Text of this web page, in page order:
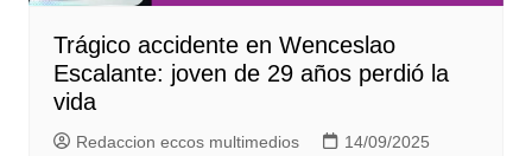
Trágico accidente en Wenceslao
Escalante: joven de 29 años perdió la
vida
Redaccion eccos multimedios 14/09/2025